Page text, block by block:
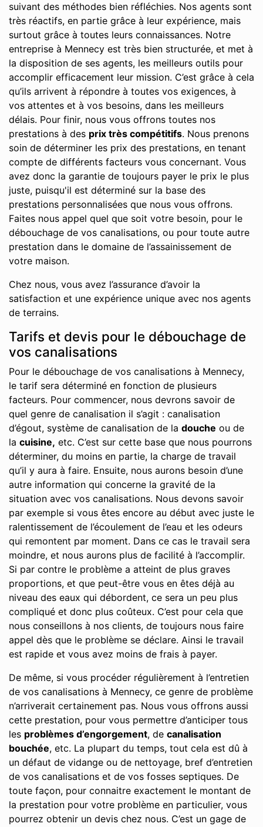
suivant des méthodes bien réfléchies. Nos agents sont
très réactifs, en partie grâce à leur expérience, mais
surtout grâce à toutes leurs connaissances. Notre
entreprise à Mennecy est très bien structurée, et met à
la disposition de ses agents, les meilleurs outils pour
accomplir efficacement leur mission. C’est grâce à cela
qu’ils arrivent à répondre à toutes vos exigences, à
vos attentes et à vos besoins, dans les meilleurs
délais. Pour finir, nous vous offrons toutes nos
prestations à des prix très compétitifs. Nous prenons
soin de déterminer les prix des prestations, en tenant
compte de différents facteurs vous concernant. Vous
avez donc la garantie de toujours payer le prix le plus
juste, puisqu'il est déterminé sur la base des
prestations personnalisées que nous vous offrons.
Faites nous appel quel que soit votre besoin, pour le
débouchage de vos canalisations, ou pour toute autre
prestation dans le domaine de l’assainissement de
votre maison.
Chez nous, vous avez l’assurance d’avoir la
satisfaction et une expérience unique avec nos agents
de terrains.
Tarifs et devis pour le débouchage de
vos canalisations
Pour le débouchage de vos canalisations à Mennecy,
le tarif sera déterminé en fonction de plusieurs
facteurs. Pour commencer, nous devrons savoir de
quel genre de canalisation il s’agit : canalisation
d’égout, système de canalisation de la douche ou de
la cuisine, etc. C’est sur cette base que nous pourrons
déterminer, du moins en partie, la charge de travail
qu’il y aura à faire. Ensuite, nous aurons besoin d’une
autre information qui concerne la gravité de la
situation avec vos canalisations. Nous devons savoir
par exemple si vous êtes encore au début avec juste le
ralentissement de l’écoulement de l’eau et les odeurs
qui remontent par moment. Dans ce cas le travail sera
moindre, et nous aurons plus de facilité à l’accomplir.
Si par contre le problème a atteint de plus graves
proportions, et que peut-être vous en êtes déjà au
niveau des eaux qui débordent, ce sera un peu plus
compliqué et donc plus coûteux. C’est pour cela que
nous conseillons à nos clients, de toujours nous faire
appel dès que le problème se déclare. Ainsi le travail
est rapide et vous avez moins de frais à payer.
De même, si vous procéder régulièrement à l’entretien
de vos canalisations à Mennecy, ce genre de problème
n’arriverait certainement pas. Nous vous offrons aussi
cette prestation, pour vous permettre d’anticiper tous
les problèmes d’engorgement, de canalisation
bouchée, etc. La plupart du temps, tout cela est dû à
un défaut de vidange ou de nettoyage, bref d’entretien
de vos canalisations et de vos fosses septiques. De
toute façon, pour connaitre exactement le montant de
la prestation pour votre problème en particulier, vous
pourrez obtenir un devis chez nous. C’est un gage de